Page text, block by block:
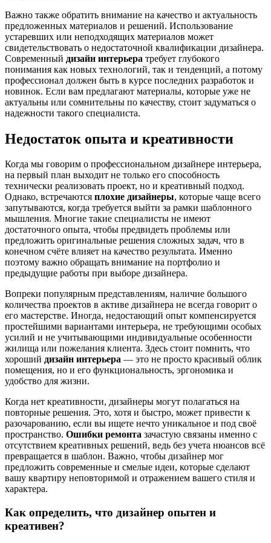
Важно также обратить внимание на качество и актуальность
предложенных материалов и решений. Использование
устаревших или неподходящих материалов может
свидетельствовать о недостаточной квалификации дизайнера.
Современный дизайн интерьера требует глубокого
понимания как новых технологий, так и тенденций, а потому
профессионал должен быть в курсе последних разработок и
новинок. Если вам предлагают материалы, которые уже не
актуальны или сомнительны по качеству, стоит задуматься о
надежности такого специалиста.
Недостаток опыта и креативности
Когда мы говорим о профессиональном дизайнере интерьера,
на первый план выходит не только его способность
технически реализовать проект, но и креативный подход.
Однако, встречаются плохие дизайнеры, которые чаще всего
запутываются, когда требуется выйти за рамки шаблонного
мышления. Многие такие специалисты не имеют
достаточного опыта, чтобы предвидеть проблемы или
предложить оригинальные решения сложных задач, что в
конечном счёте влияет на качество результата. Именно
поэтому важно обращать внимание на портфолио и
предыдущие работы при выборе дизайнера.
Вопреки популярным представлениям, наличие большого
количества проектов в активе дизайнера не всегда говорит о
его мастерстве. Иногда, недостающий опыт компенсируется
простейшими вариантами интерьера, не требующими особых
усилий и не учитывающими индивидуальные особенности
жилища или пожелания клиента. Здесь стоит помнить, что
хороший дизайн интерьера — это не просто красивый облик
помещения, но и его функциональность, эргономика и
удобство для жизни.
Когда нет креативности, дизайнеры могут полагаться на
повторные решения. Это, хотя и быстро, может привести к
разочарованию, если вы ищете нечто уникальное и под своё
пространство. Ошибки ремонта зачастую связаны именно с
отсутствием креативных решений, ведь без учета нюансов всё
превращается в шаблон. Важно, чтобы дизайнер мог
предложить современные и смелые идеи, которые сделают
вашу квартиру неповторимой и отражением вашего стиля и
характера.
Как определить, что дизайнер опытен и
креативен?